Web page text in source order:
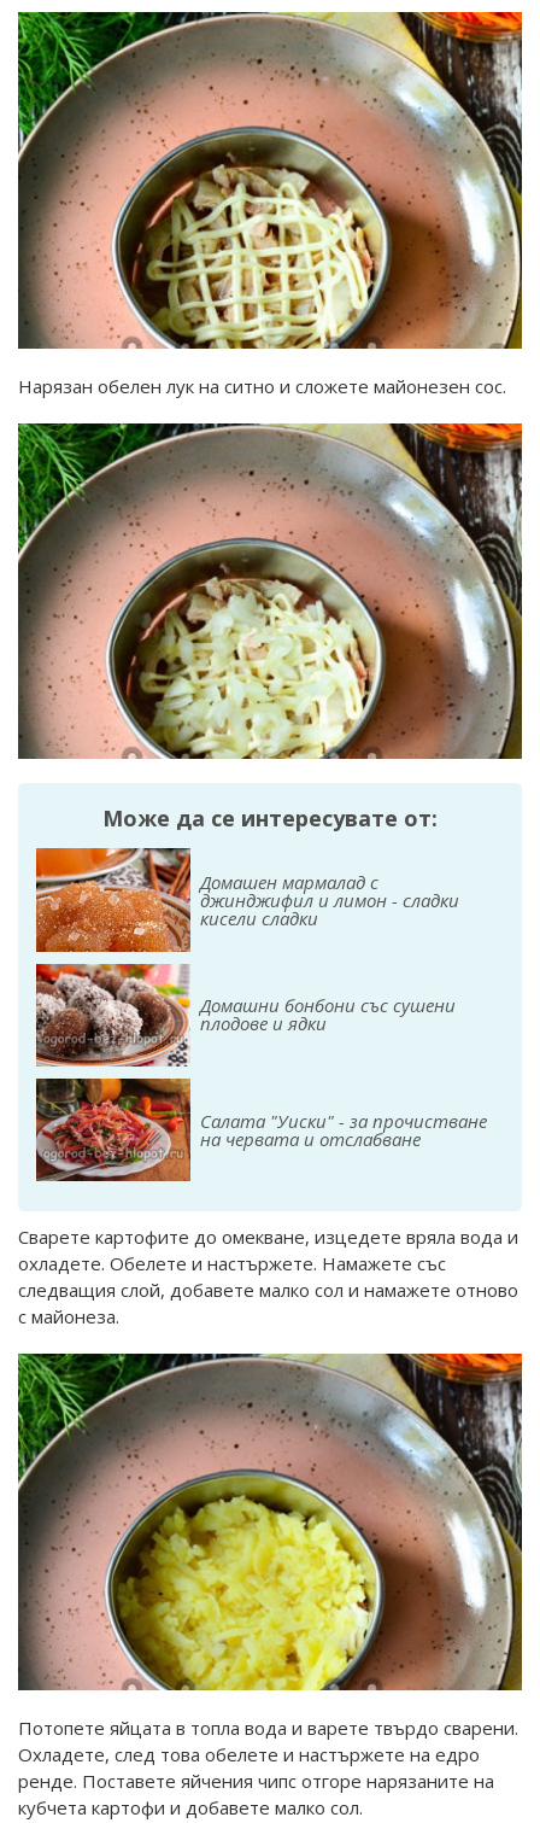
Нарязан обелен лук на ситно и сложете майонезен сос.
Може да се интересувате от:
Домашен мармалад с
джинджифил и лимон - сладки
кисели сладки
Домашни бонбони със сушени
плодове и ядки
Салата "Уиски" - за прочистване
на червата и отслабване
Сварете картофите до омекване, изцедете вряла вода и
охладете. Обелете и настържете. Намажете със
следващия слой, добавете малко сол и намажете отново
с майонеза.
Потопете яйцата в топла вода и варете твърдо сварени.
Охладете, след това обелете и настържете на едро
ренде. Поставете яйчения чипс отгоре нарязаните на
кубчета картофи и добавете малко сол.